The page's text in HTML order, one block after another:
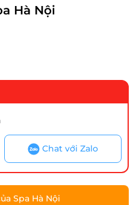
Hà Nội
Chat với Zalo
Spa Hà Nội